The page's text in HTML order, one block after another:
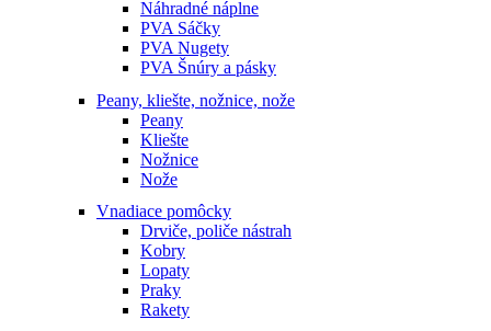
Náhradné náplne
PVA Sáčky
PVA Nugety
PVA Šnúry a pásky
Peany, kliešte, nožnice, nože
Peany
Kliešte
Nožnice
Nože
Vnadiace pomôcky
Drviče, poliče nástrah
Kobry
Lopaty
Praky
Rakety